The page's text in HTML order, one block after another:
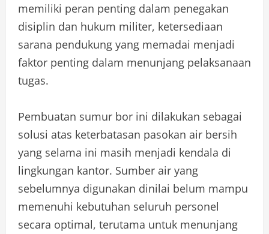
memiliki peran penting dalam penegakan
disiplin dan hukum militer, ketersediaan
sarana pendukung yang memadai menjadi
faktor penting dalam menunjang pelaksanaan
tugas.
Pembuatan sumur bor ini dilakukan sebagai
solusi atas keterbatasan pasokan air bersih
yang selama ini masih menjadi kendala di
lingkungan kantor. Sumber air yang
sebelumnya digunakan dinilai belum mampu
memenuhi kebutuhan seluruh personel
secara optimal, terutama untuk menunjang